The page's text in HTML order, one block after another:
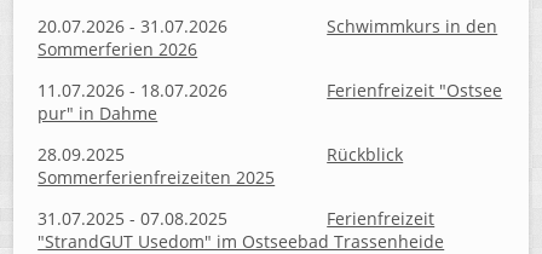
20.07.2026 - 31.07.2026
Schwimmkurs in den
Sommerferien 2026
11.07.2026 - 18.07.2026
Ferienfreizeit "Ostsee
pur" in Dahme
28.09.2025
Rückblick
Sommerferienfreizeiten 2025
31.07.2025 - 07.08.2025
Ferienfreizeit
"StrandGUT Usedom" im Ostseebad Trassenheide